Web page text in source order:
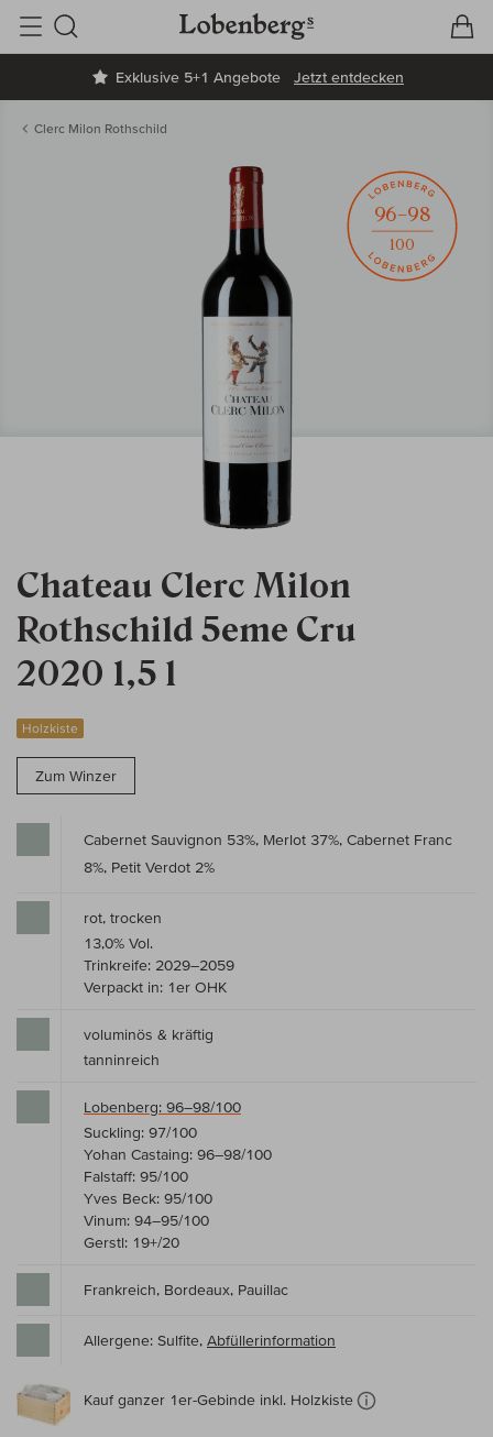
Exklusive 5+1 Angebote Jetzt entdecken
Suche
Clerc Milon Rothschild
Chateau Clerc Milon
Rothschild 5eme Cru
2020 1,5 l
Holzkiste
Zum Winzer
96–98
100
Cabernet Sauvignon 53%, Merlot 37%, Cabernet Franc
8%, Petit Verdot 2%
rot, trocken
13,0% Vol.
Trinkreife: 2029–2059
Verpackt in: 1er OHK
voluminös & kräftig
tanninreich
Lobenberg: 96–98/100
Suckling: 97/100
Yohan Castaing: 96–98/100
Falstaff: 95/100
Yves Beck: 95/100
Vinum: 94–95/100
Gerstl: 19+/20
Frankreich, Bordeaux, Pauillac
Allergene: Sulfite, Abfüllerinformation
Kauf ganzer 1er-Gebinde inkl. Holzkiste